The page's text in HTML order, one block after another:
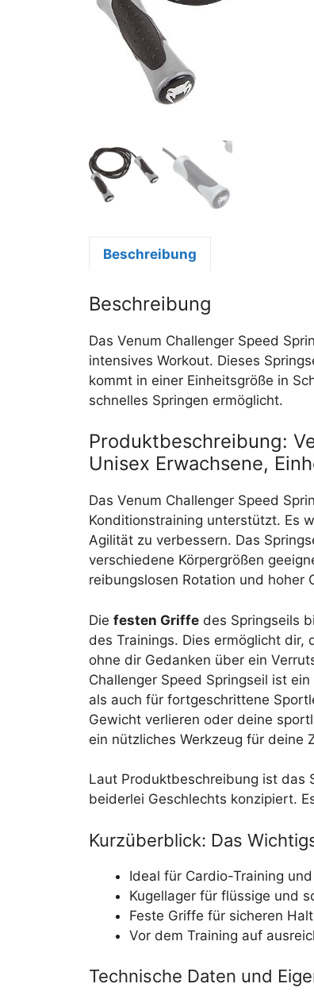
Beschreibung
Beschreibung
Das Venum Challenger Speed
intensives Workout. Dieses
kommt in einer Einheitsgröße in
schnelles Springen ermöglicht.
Produktbeschreibung:
Unisex Erwachsene,
Das Venum Challenger Speed
Konditionstraining unterstützt. Es
Agilität zu verbessern. Das
verschiedene Körpergrößen
reibungslosen Rotation und hoher
Die festen Griffe des Springseils
des Trainings. Dies ermöglicht
ohne dir Gedanken über ein
Challenger Speed Springseil ist
als auch für fortgeschrittene
Gewicht verlieren oder deine
ein nützliches Werkzeug für deine
Laut Produktbeschreibung ist das
beiderlei Geschlechts konzipiert.
Kurzüberblick: Das
Ideal für Cardio-Training
Kugellager für flüssige und
Feste Griffe für sicheren
Vor dem Training auf
Technische Daten und